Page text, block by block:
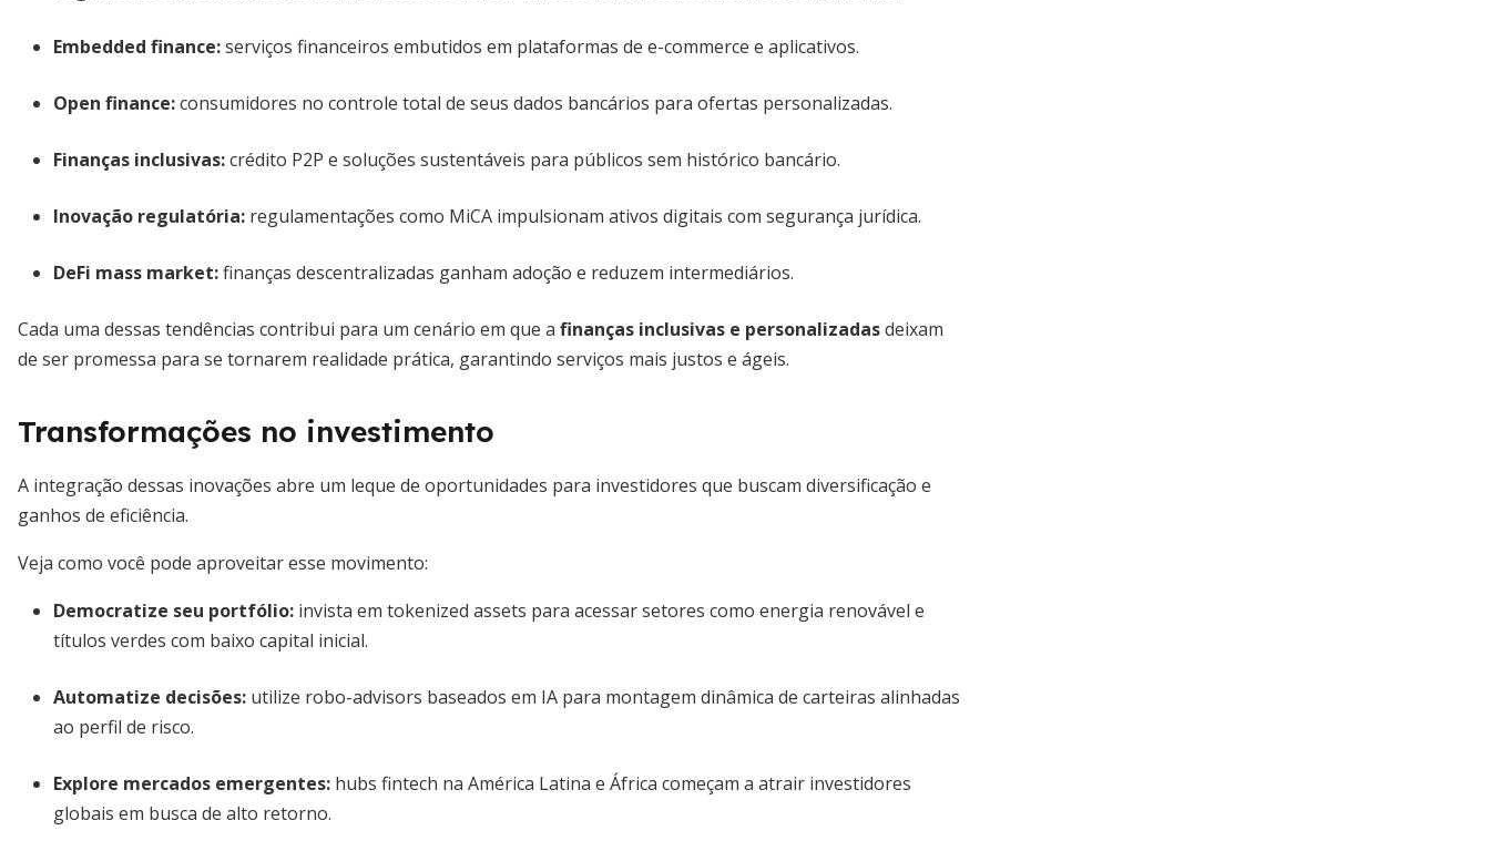
Embedded finance:serviços financeiros embutidos em plataformas de e-commerce e aplicativos.
Open finance:consumidores no controle total de seus dados bancários para ofertas personalizadas.
Finanças inclusivas:crédito P2P e soluções sustentáveis para públicos sem histórico bancário.
Inovação regulatória: regulamentações como MiCA impulsionam ativos digitais com segurança jurídica.
DeFi mass market:finanças descentralizadas ganham adoção e reduzem intermediários.
Cada uma dessas tendências contribui para um cenário em que a finanças inclusivas e personalizadasdeixam
de ser promessa para se tornarem realidade prática, garantindo serviços mais justos e ágeis.
Transformações no investimento
A integração dessas inovações abre um leque de oportunidades para investidores que buscam diversificação e
ganhos de eficiência.
Veja como você pode aproveitar esse movimento:
Democratize seu portfólio: invista em tokenized assets para acessar setores como energia renovável e
títulos verdes com baixo capital inicial.
Automatize decisões: utilize robo-advisors baseados em IA para montagem dinâmica de carteiras alinhadas
ao perfil de risco.
Explore mercados emergentes: hubs fintech na América Latina e África começam a atrair investidores
globais em busca de alto retorno.